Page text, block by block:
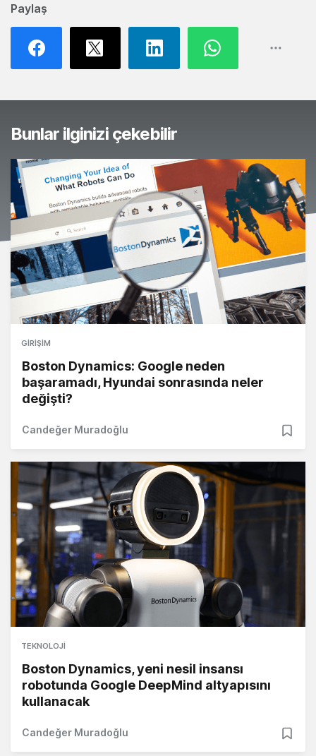
Paylaş
Bunlar ilginizi çekebilir
GIRIŞIM
Boston Dynamics: Google neden
başaramadı, Hyundai sonrasında neler
değişti?
Candeğer Muradoğlu
TEKNOLOJI
Boston Dynamics, yeni nesil insansı
robotunda Google DeepMind altyapısını
kullanacak
Candeğer Muradoğlu